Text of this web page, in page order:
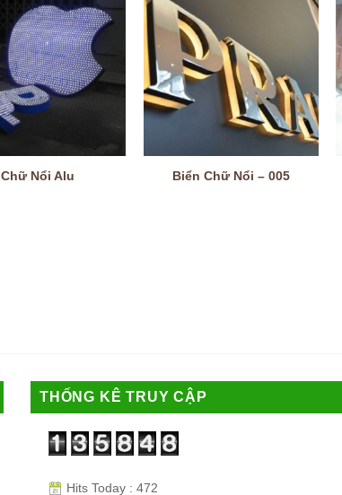
Chữ Nổi Alu Biển Chữ Nổi – 005
THỐNG KÊ TRUY CẬP
Hits Today : 472